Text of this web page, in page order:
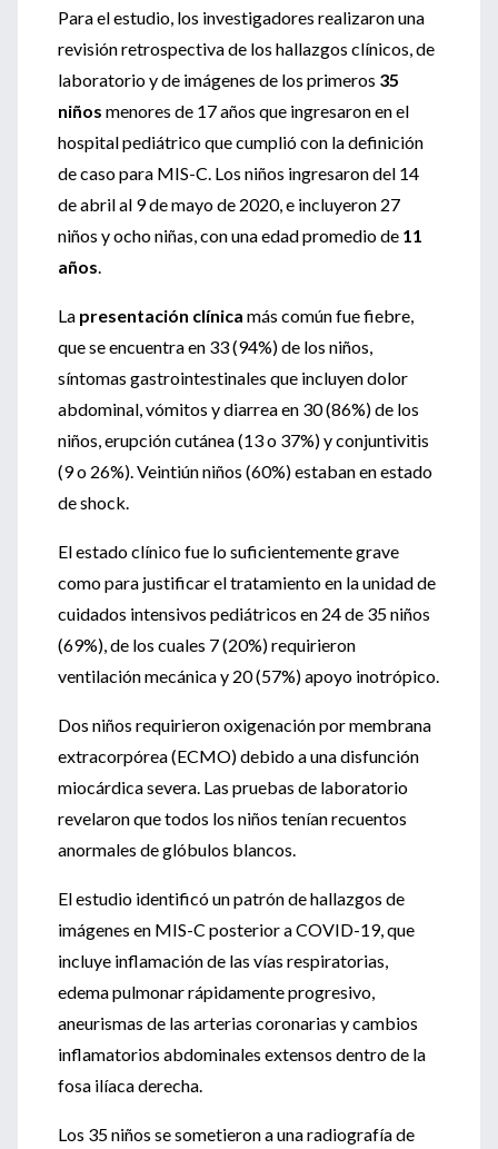
Para el estudio, los investigadores realizaron una
revisión retrospectiva de los hallazgos clínicos, de
laboratorio y de imágenes de los primeros 35
niños menores de 17 años que ingresaron en el
hospital pediátrico que cumplió con la definición
de caso para MIS-C. Los niños ingresaron del 14
de abril al 9 de mayo de 2020, e incluyeron 27
niños y ocho niñas, con una edad promedio de 11
años.
La presentación clínica más común fue fiebre,
que se encuentra en 33 (94%) de los niños,
síntomas gastrointestinales que incluyen dolor
abdominal, vómitos y diarrea en 30 (86%) de los
niños, erupción cutánea (13 o 37%) y conjuntivitis
(9 o 26%). Veintiún niños (60%) estaban en estado
de shock.
El estado clínico fue lo suficientemente grave
como para justificar el tratamiento en la unidad de
cuidados intensivos pediátricos en 24 de 35 niños
(69%), de los cuales 7 (20%) requirieron
ventilación mecánica y 20 (57%) apoyo inotrópico.
Dos niños requirieron oxigenación por membrana
extracorpórea (ECMO) debido a una disfunción
miocárdica severa. Las pruebas de laboratorio
revelaron que todos los niños tenían recuentos
anormales de glóbulos blancos.
El estudio identificó un patrón de hallazgos de
imágenes en MIS-C posterior a COVID-19, que
incluye inflamación de las vías respiratorias,
edema pulmonar rápidamente progresivo,
aneurismas de las arterias coronarias y cambios
inflamatorios abdominales extensos dentro de la
fosa ilíaca derecha.
Los 35 niños se sometieron a una radiografía de